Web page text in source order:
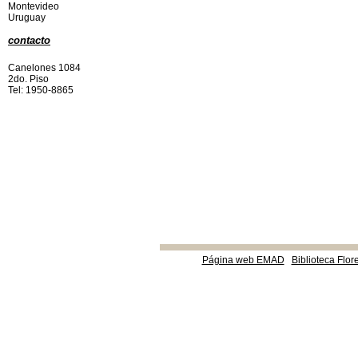
Página web EMAD Biblioteca
Montevideo
Uruguay
contacto
Canelones 1084
2do. Piso
Tel: 1950-8865